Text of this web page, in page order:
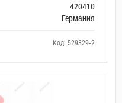
420410
Германия
Код: 529329-2